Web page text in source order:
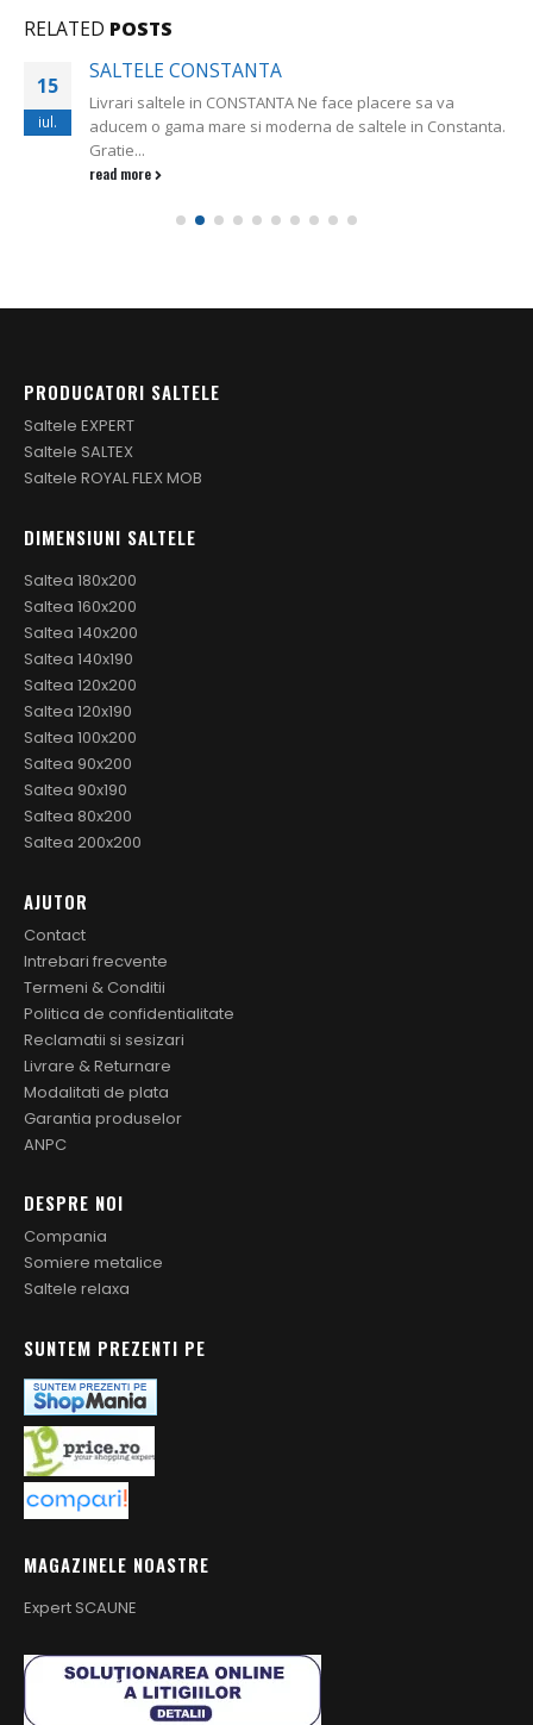
RELATED POSTS
15
iul.
SALTELE CONSTANTA
Livrari saltele in CONSTANTA Ne face placere sa va
aducem o gama mare si moderna de saltele in Constanta.
Gratie...
read more
PRODUCATORI SALTELE
Saltele EXPERT
Saltele SALTEX
Saltele ROYAL FLEX MOB
DIMENSIUNI SALTELE
Saltea 180x200
Saltea 160x200
Saltea 140x200
Saltea 140x190
Saltea 120x200
Saltea 120x190
Saltea 100x200
Saltea 90x200
Saltea 90x190
Saltea 80x200
Saltea 200x200
AJUTOR
Contact
Intrebari frecvente
Termeni & Conditii
Politica de confidentialitate
Reclamatii si sesizari
Livrare & Returnare
Modalitati de plata
Garantia produselor
ANPC
DESPRE NOI
Compania
Somiere metalice
Saltele relaxa
SUNTEM PREZENTI PE
MAGAZINELE NOASTRE
Expert SCAUNE